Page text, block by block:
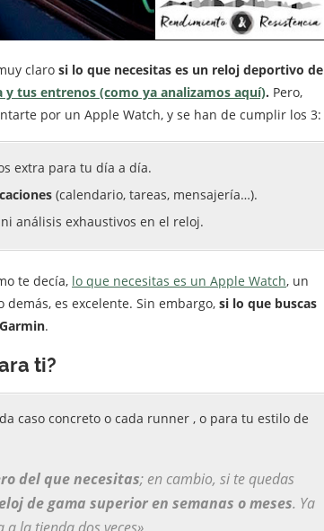
claro si lo que necesitas es un reloj deportivo de
tus entrenos (como ya analizamos aquí). Pero,
por un Apple Watch, y se han de cumplir los 3:
extra para tu día a día.
(calendario, tareas, mensajería…).
ni análisis exhaustivos en el reloj.
te decía, lo que necesitas es un Apple Watch, un
es excelente. Sin embargo, si lo que buscas
.
ti?
caso concreto o cada runner , o para tu estilo de
del que necesitas; en cambio, si te quedas
de gama superior en semanas o meses. Ya